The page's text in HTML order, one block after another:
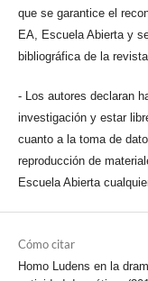
que se garantice el
EA, Escuela Abierta y
bibliográfica de la
- Los autores declaran
investigación y estar
cuanto a la toma de
reproducción de
Escuela Abierta
Cómo citar
Homo Ludens en la